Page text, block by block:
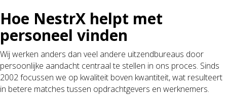
Hoe NestrX helpt met
personeel vinden
Wij werken anders dan veel andere uitzendbureaus door
persoonlijke aandacht centraal te stellen in ons proces. Sinds
2002 focussen we op kwaliteit boven kwantiteit, wat resulteert
in betere matches tussen opdrachtgevers en werknemers.